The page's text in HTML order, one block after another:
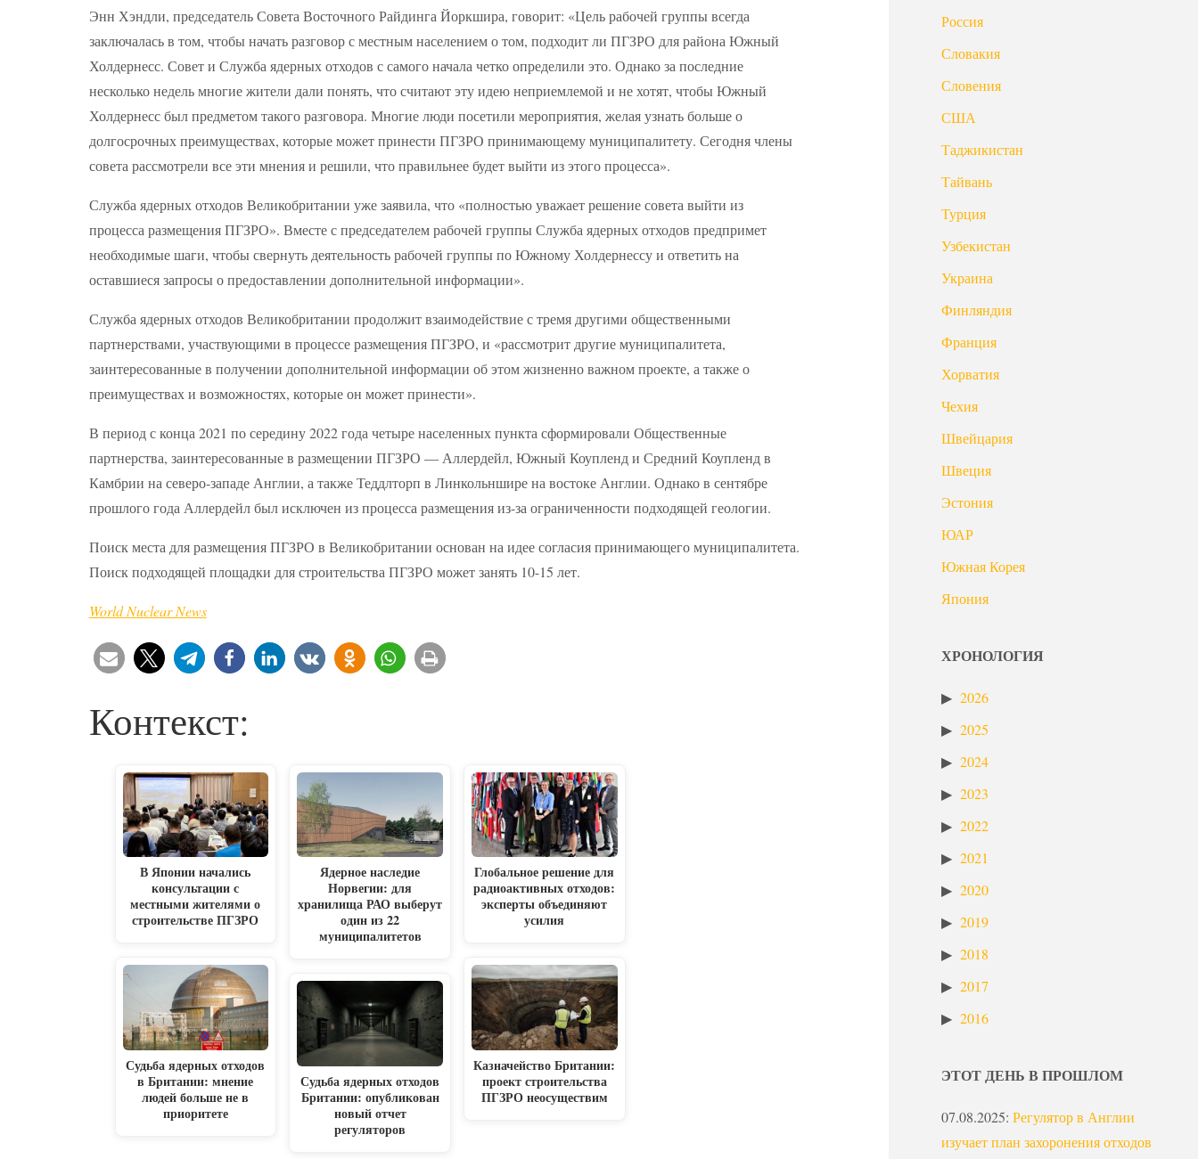
Энн Хэндли, председатель Совета Восточного Райдинга Йоркшира, говорит: «Цель рабочей группы всегда
заключалась в том, чтобы начать разговор с местным населением о том, подходит ли ПГЗРО для района Южный
Холдернесс. Совет и Служба ядерных отходов с самого начала четко определили это. Однако за последние
несколько недель многие жители дали понять, что считают эту идею неприемлемой и не хотят, чтобы Южный
Холдернесс был предметом такого разговора. Многие люди посетили мероприятия, желая узнать больше о
долгосрочных преимуществах, которые может принести ПГЗРО принимающему муниципалитету. Сегодня члены
совета рассмотрели все эти мнения и решили, что правильнее будет выйти из этого процесса».
Служба ядерных отходов Великобритании уже заявила, что «полностью уважает решение совета выйти из
процесса размещения ПГЗРО». Вместе с председателем рабочей группы Служба ядерных отходов предпримет
необходимые шаги, чтобы свернуть деятельность рабочей группы по Южному Холдернессу и ответить на
оставшиеся запросы о предоставлении дополнительной информации».
Служба ядерных отходов Великобритании продолжит взаимодействие с тремя другими общественными
партнерствами, участвующими в процессе размещения ПГЗРО, и «рассмотрит другие муниципалитета,
заинтересованные в получении дополнительной информации об этом жизненно важном проекте, а также о
преимуществах и возможностях, которые он может принести».
В период с конца 2021 по середину 2022 года четыре населенных пункта сформировали Общественные
партнерства, заинтересованные в размещении ПГЗРО — Аллердейл, Южный Коупленд и Средний Коупленд в
Камбрии на северо-западе Англии, а также Теддлторп в Линкольншире на востоке Англии. Однако в сентябре
прошлого года Аллердейл был исключен из процесса размещения из-за ограниченности подходящей геологии.
Поиск места для размещения ПГЗРО в Великобритании основан на идее согласия принимающего муниципалитета.
Поиск подходящей площадки для строительства ПГЗРО может занять 10-15 лет.
World Nuclear News
Контекст:
В Японии начались
консультации с
местными жителями о
строительстве ПГЗРО
Судьба ядерных отходов
в Британии: мнение
людей больше не в
приоритете
Ядерное наследие
Норвегии: для
хранилища РАО выберут
один из 22
муниципалитетов
Судьба ядерных отходов
Британии: опубликован
новый отчет
регуляторов
Глобальное решение для
радиоактивных отходов:
эксперты объединяют
усилия
Казначейство Британии:
проект строительства
ПГЗРО неосуществим
Россия
Словакия
Словения
США
Таджикистан
Тайвань
Турция
Узбекистан
Украина
Финляндия
Франция
Хорватия
Чехия
Швейцария
Швеция
Эстония
ЮАР
Южная Корея
Япония
ХРОНОЛОГИЯ
2026
2025
2024
2023
2022
2021
2020
2019
2018
2017
2016
ЭТОТ ДЕНЬ В ПРОШЛОМ
07.08.2025: Регулятор в Англии
изучает план захоронения отходов